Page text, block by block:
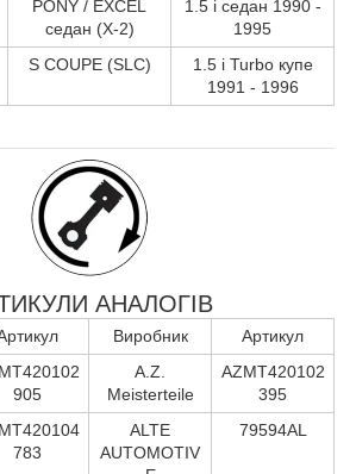
PONY / EXCEL
седан (X-2)
1.5 i седан 1990 -
1995
S COUPE (SLC)
1.5 i Turbo купе
1991 - 1996
АНАЛОГІВ
Виробник
Артикул
905
A.Z.
Meisterteile
AZMT420102
395
783
ALTE
AUTOMOTIV
79594AL